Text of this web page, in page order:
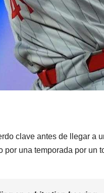
clave antes de llegar a
una temporada por un